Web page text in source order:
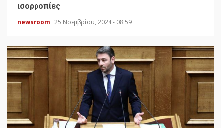
ισορροπίες
newsroom 25 Νοεμβρίου, 2024 - 08:59